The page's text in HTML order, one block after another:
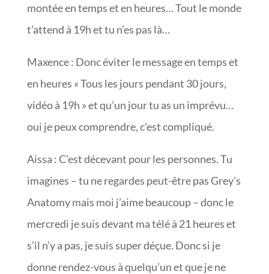
montée en temps et en heures… Tout le monde
t’attend à 19h et tu n’es pas là…
Maxence : Donc éviter le message en temps et
en heures « Tous les jours pendant 30 jours,
vidéo à 19h » et qu’un jour tu as un imprévu…
oui je peux comprendre, c’est compliqué.
Aissa : C’est décevant pour les personnes. Tu
imagines – tu ne regardes peut-être pas Grey’s
Anatomy mais moi j’aime beaucoup – donc le
mercredi je suis devant ma télé à 21 heures et
s’il n’y a pas, je suis super déçue. Donc si je
donne rendez-vous à quelqu’un et que je ne